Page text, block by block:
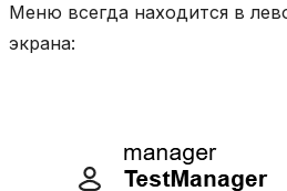
Меню всегда находится в
экрана: